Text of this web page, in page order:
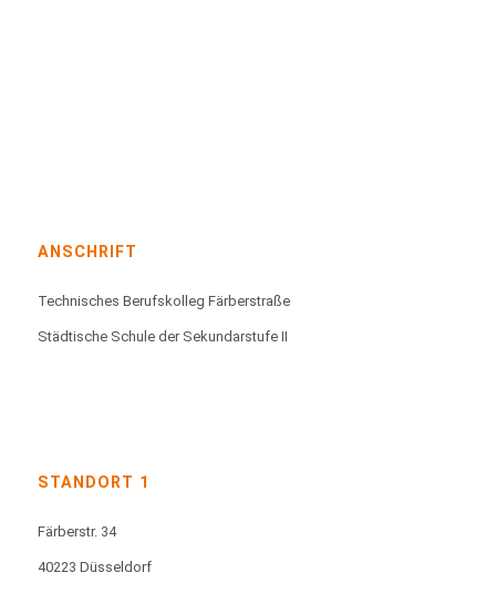
ANSCHRIFT
Technisches Berufskolleg Färberstraße
Städtische Schule der Sekundarstufe II
STANDORT 1
Färberstr. 34
40223 Düsseldorf